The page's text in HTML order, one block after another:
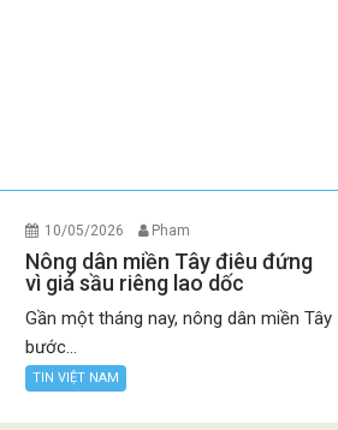
10/05/2026 Pham
Nông dân miền Tây điêu đứng
vì giá sầu riêng lao dốc
Gần một tháng nay, nông dân miền Tây
bước...
TIN VIỆT NAM